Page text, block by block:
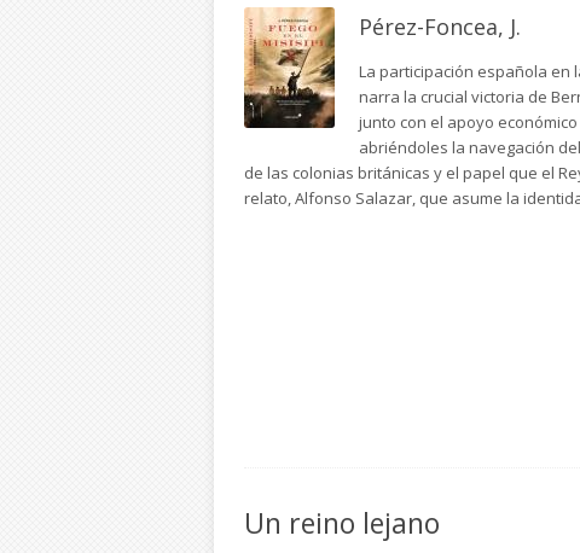
Pérez-Foncea, J.
La participación española en
narra la crucial victoria de
junto con el apoyo
abriéndoles la navegación
de las colonias británicas y el papel que el
relato, Alfonso Salazar, que asume la
Un reino lejano